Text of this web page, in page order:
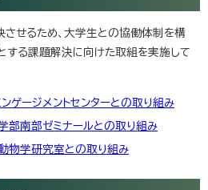
せるため、大学生との協働体制を構
する課題解決に向けた取組を実施して
ゲージメントセンターとの取り組み
部南部ゼミナールとの取り組み
物学研究室との取り組み